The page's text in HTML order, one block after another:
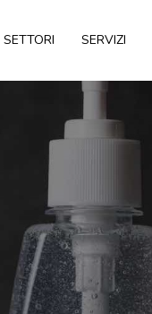
SETTORI SERVIZI